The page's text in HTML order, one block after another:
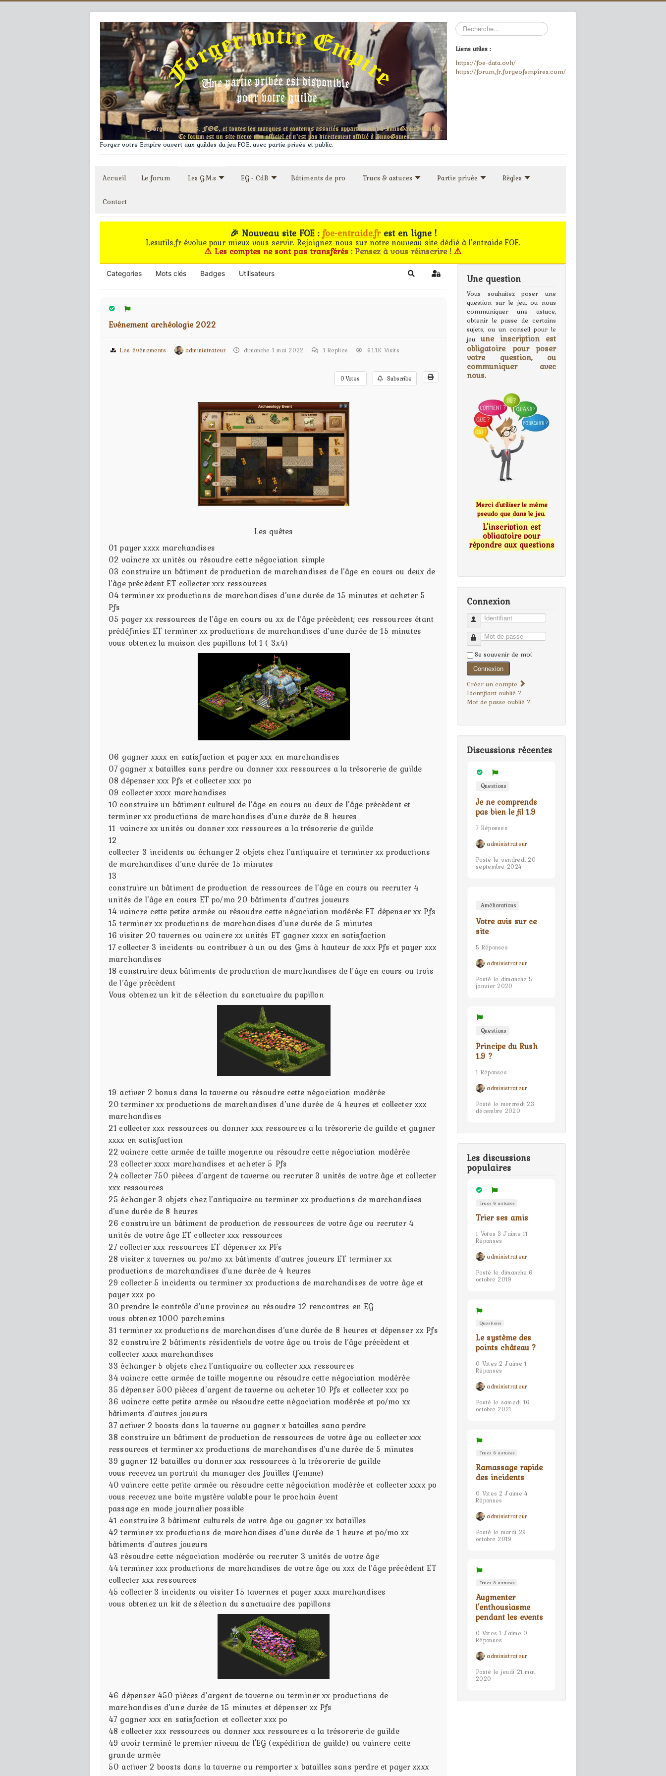
Forger votre Empire ouvert aux guildes du jeu FOE, avec partie privée et public.
Rechercher
Liens utiles :
https://foe-data.ovh/
https://forum.fr.forgeofempires.com/
Accueil Le forum Les G.M.s EG - CdB Bâtiments de pro Trucs & astuces Partie privée Règles
Contact
🎉 Nouveau site FOE :foe-entraide.frest en ligne !
Lesutils.fr évolue pour mieux vous servir. Rejoignez-nous sur notre nouveau site dédié à l'entraide FOE.
⚠️ Les comptes ne sont pas transférés :Pensez à vous réinscrire !⚠️
Categories Mots clés Badges Utilisateurs Search Sign In
Evénement archéologie 2022
Les évènements administrateur dimanche 1 mai 2022 1 Replies 61.1K Visits
0Votes Subscribe
Les quêtes
01payer xxxx marchandises
02vaincre xx unités ou résoudre cette négociation simple
03 construire un bâtiment de production de marchandises de l’âge en cours ou deux de
l’âge précèdent ET collecter xxx ressources
04terminer xx productions de marchandises d’une durée de 15 minutes et acheter 5
Pfs
05payer xx ressources de l’âge en cours ou xx de l’âge précèdent; ces ressources étant
prédéfinies ET terminer xx productions de marchandises d’une durée de 15 minutes
vous obtenez la maison des papillons lvl 1 ( 3x4)
06 gagner xxxx en satisfaction et payer xxx en marchandises
07 gagner x batailles sans perdre ou donner xxx ressources a la trésorerie de guilde
08 dépenser xxx Pfs et collecter xxx po
09 collecter xxxx marchandises
10 construire un bâtiment culturel de l’âge en cours ou deux de l’âge précèdent et
terminer xx productions de marchandises d’une durée de 8 heures
11 vaincre xx unités ou donner xxx ressources a la trésorerie de guilde
12
collecter 3 incidents ou échanger 2 objets chez l’antiquaire et terminer xx productions
de marchandises d’une durée de 15 minutes
13
construire un bâtiment de production de ressources de l’âge en cours ou recruter 4
unités de l’âge en cours ET po/mo 20 bâtiments d’autres joueurs
14vaincre cette petite armée ou résoudre cette négociation modérée ET dépenser xx Pfs
15terminer xx productions de marchandises d’une durée de 5 minutes
16 visiter 20 tavernes ou vaincre xx unités ET gagner xxxx en satisfaction
17 collecter 3 incidents ou contribuer à un ou des Gms à hauteur de xxx Pfs et payer xxx
marchandises
18 construire deux bâtiments de production de marchandises de l’âge en cours ou trois
de l’âge précèdent
Vous obtenez un kit de sélection du sanctuaire du papillon
19 activer 2 bonus dans la taverne ou résoudre cette négociation modérée
20 terminer xx productions de marchandises d’une durée de 4 heures et collecter xxx
marchandises
21 collecter xxx ressources ou donner xxx ressources a la trésorerie de guilde et gagner
xxxx en satisfaction
22 vaincre cette armée de taille moyenne ou résoudre cette négociation modérée
23 collecter xxxx marchandises et acheter 5 Pfs
24 collecter 750 pièces d’argent de taverne ou recruter 3 unités de votre âge et collecter
xxx ressources
25 échanger 3 objets chez l’antiquaire ou terminer xx productions de marchandises
d’une durée de 8 heures
26 construire un bâtiment de production de ressources de votre âge ou recruter 4
unités de votre âge ET collecter xxx ressources
27 collecter xxx ressources ET dépenser xx PFs
28 visiter x tavernes ou po/mo xx bâtiments d’autres joueurs ET terminer xx
productions de marchandises d’une durée de 4 heures
29 collecter 5 incidents ou terminer xx productions de marchandises de votre âge et
payer xxx po
30 prendre le contrôle d’une province ou résoudre 12 rencontres en EG
vous obtenez 1000 parchemins
31terminer xx productions de marchandises d’une durée de 8 heures et dépenser xx Pfs
32 construire 2 bâtiments résidentiels de votre âge ou trois de l’âge précèdent et
collecter xxxx marchandises
33 échanger 5 objets chez l’antiquaire ou collecter xxx ressources
34 vaincre cette armée de taille moyenne ou résoudre cette négociation modérée
35 dépenser 500 pièces d’argent de taverne ou acheter 10 Pfs et collecter xxx po
36vaincre cette petite armée ou résoudre cette négociation modérée et po/mo xx
bâtiments d’autres joueurs
37 activer 2 boosts dans la taverne ou gagner x batailles sana perdre
38 construire un bâtiment de production de ressources de votre âge ou collecter xxx
ressources et terminer xx productions de marchandises d’une durée de 5 minutes
39 gagner 12 batailles ou donner xxx ressources à la trésorerie de guilde
vous recevez un portrait du manager des fouilles (femme)
40 vaincre cette petite armée ou résoudre cette négociation modérée et collecter xxxx po
vous recevez une boite mystère valable pour le prochain évent
passage en mode journalier possible
41 construire 3 bâtiment culturels de votre âge ou gagner xx batailles
42 terminer xx productions de marchandises d’une durée de 1 heure et po/mo xx
bâtiments d’autres joueurs
43 résoudre cette négociation modérée ou recruter 3 unités de votre âge
44 terminer xxx productions de marchandises de votre âge ou xxx de l’âge précèdent ET
collecter xxx ressources
45 collecter 3 incidents ou visiter 15 tavernes et payer xxxx marchandises
vous obtenez un kit de sélection du sanctuaire des papillons
46 dépenser 450 pièces d’argent de taverne ou terminer xx productions de
marchandises d’une durée de 15 minutes et dépenser xx Pfs
47 gagner xxx en satisfaction et collecter xxx po
48 collecter xxx ressources ou donner xxx ressources a la trésorerie de guilde
49 avoir terminé le premier niveau de l'EG (expédition de guilde) ou vaincre cette
grande armée
50 activer 2 boosts dans la taverne ou remporter x batailles sans perdre et payer xxxx
Une question
Vous souhaitez poser une
question sur le jeu, ou nous
communiquer une astuce,
obtenir le passe de certains
sujets, ou un conseil pour le
jeu une inscription est
obligatoire pour poser
votre question, ou
communiquer avec
nous.
Merci d'utiliser le même
pseudo que dans le jeu.
L'inscription est
obligatoire pour
répondre aux questions
Connexion
Identifiant
Mot de passe
Se souvenir de moi
Connexion
Créer un compte
Identifiant oublié ?
Mot de passe oublié ?
Discussions récentes
Questions
Je ne comprends
pas bien le fil 1.9
7 Réponses
administrateur
Posté le vendredi 20
septembre 2024
Améliorations
Votre avis sur ce
site
5 Réponses
administrateur
Posté le dimanche 5
janvier 2020
Questions
Principe du Rush
1.9 ?
1 Réponses
administrateur
Posté le mercredi 23
décembre 2020
Les discussions
populaires
Trucs & astuces
Trier ses amis
1 Votes 3 J'aime 11
Réponses
administrateur
Posté le dimanche 6
octobre 2019
Questions
Le système des
points château ?
0 Votes 2 J'aime 1
Réponses
administrateur
Posté le samedi 16
octobre 2021
Trucs & astuces
Ramassage rapide
des incidents
0 Votes 2 J'aime 4
Réponses
administrateur
Posté le mardi 29
octobre 2019
Trucs & astuces
Augmenter
l'enthousiasme
pendant les events
0 Votes 1 J'aime 0
Réponses
administrateur
Posté le jeudi 21 mai
2020